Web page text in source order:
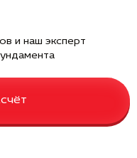
и наш эксперт